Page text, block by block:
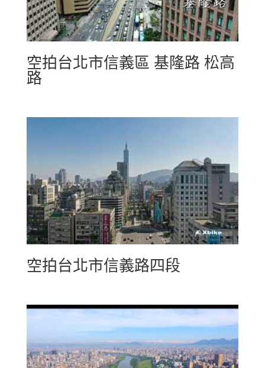
空拍台北市信義區 基隆路 松高
路
空拍台北市信義路四段